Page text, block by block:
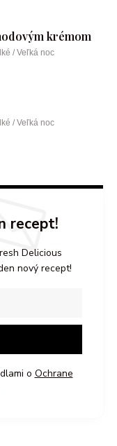
krémom
/ Veľká noc
/ Veľká noc
recept!
Delicious
nový recept!
o Ochrane